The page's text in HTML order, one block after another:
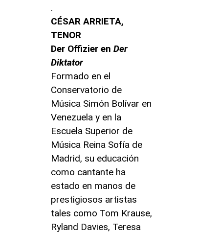
.
CÉSAR ARRIETA,
TENOR
Der Offizier en Der
Diktator
Formado en el
Conservatorio de
Música Simón Bolívar en
Venezuela y en la
Escuela Superior de
Música Reina Sofía de
Madrid, su educación
como cantante ha
estado en manos de
prestigiosos artistas
tales como Tom Krause,
Ryland Davies, Teresa